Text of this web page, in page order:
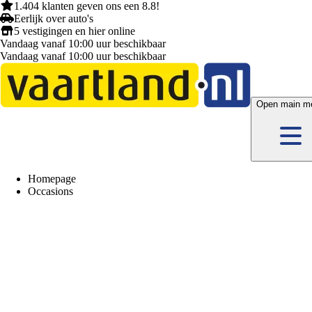
1.404 klanten geven ons een 8.8!
Eerlijk over auto's
5 vestigingen en hieronline
Vandaag vanaf 10:00 uur beschikbaar
Vandaag vanaf 10:00 uur beschikbaar
Open main
Homepage
Occasions